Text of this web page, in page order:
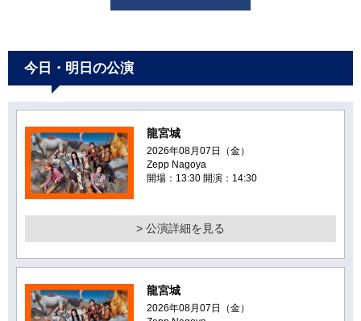
今日・明日の公演
龍宮城
2026年08月07日（金）
Zepp Nagoya
開場：13:30 開演：14:30
> 公演詳細を見る
龍宮城
2026年08月07日（金）